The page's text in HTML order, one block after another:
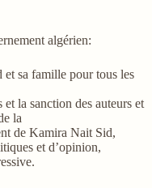
algérien:
sa famille pour tous les
et la sanction des auteurs et
la
de Kamira Nait Sid,
et d’opinion,